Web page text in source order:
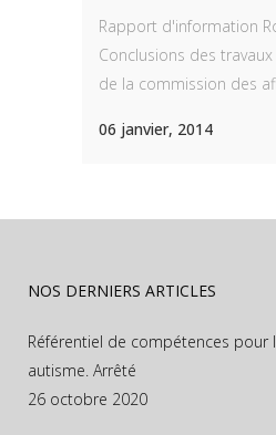
Rapport d'information
Conclusions des
de la commission des
06 janvier, 2014
NOS DERNIERS ARTICLES
Référentiel de compétences pour
autisme. Arrêté
26 octobre 2020